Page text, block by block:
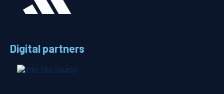
Digital partners